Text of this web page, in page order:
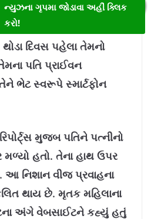
નામ યુએન
થાઇલેન્ડના ઉડોન થાની
થોડા દિવસ પહેલા તેમનો
પતિ પ્રાઈવન
ભેટ સ્વરૂપે સ્માર્ટફોન
મુજબ પતિને પત્નીનો
મળ્યો હતો. તેના હાથ ઉપર
આ નિશાન વીજ પ્રવાહના
થાય છે. મૃતક મહિલાના
અંગે વેબસાઈટને કહ્યું હતું
ન્યુઝના ગૃપમા જોડાવા અહીં ક્લિક
કરો!